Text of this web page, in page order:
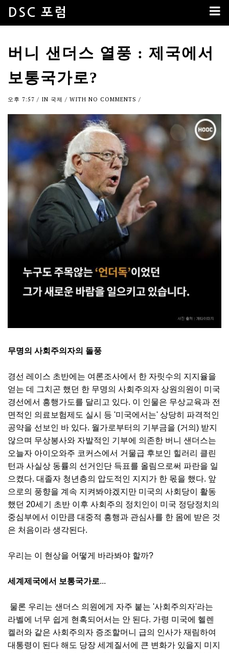
DSC 포럼
버니 샌더스 열풍 : 제국에서
보통국가로?
오후 7:57 / IN 국제 / WITH NO COMMENTS /
무명의 사회주의자의 돌풍
경선 레이스 초반에는 여론조사에서 한 자릿수의 지지율을
얻는 데 그치곤 했던 한 무명의 사회주의자 상원의원이 미국
경선에서 흥행가도를 달리고 있다. 이 인물은 무상교육과 전
면적인 의료보험제도 실시 등 '미국에서는' 상당히 파격적인
공약을 선보인 바 있다. 월가로부터의 기부금을 (거의) 받지
않으며 무상봉사와 자발적인 기부에 의존한 버니 샌더스는
오늘자 아이오와주 코커스에서 거물급 후보인 힐러리 클린
턴과 사실상 동률의 선거인단 득표를 올림으로써 파란을 일
으켰다. 대졸자 청년층의 압도적인 지지가 한 몫을 했다. 앞
으로의 풍향을 계속 지켜봐야겠지만 미국의 사회당이 활동
했던 20세기 초반 이후 사회주의 정치인이 미국 정당정치의
중심부에서 이만큼 대중적 흥행과 관심사를 한 몸에 받은 것
은 처음이라 생각된다.
우리는 이 현상을 어떻게 바라봐야 할까?
세계제국에서 보통국가로...
물론 우리는 샌더스 의원에게 자주 붙는 '사회주의자'라는
라벨에 너무 쉽게 현혹되어서는 안 된다. 가령 미국에 헬렌
켈러와 같은 사회주의자 증조할머니 급의 인사가 재림하여
대통령이 된다 해도 당장 세계질서에 큰 변화가 있을지 미지